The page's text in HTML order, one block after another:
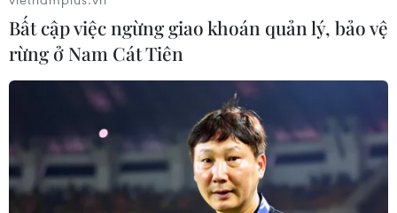
Thu ngân sách Nhà nước hai tháng đầu
năm đạt trên 25,4% dự toán
17/03/2025 12:28
Thu ngân sách Nhà nước trong 2 tháng đầu năm xấp xỉ
Bất cập việc ngừng giao khoán quản lý, bảo vệ
rừng ở Nam Cát Tiên